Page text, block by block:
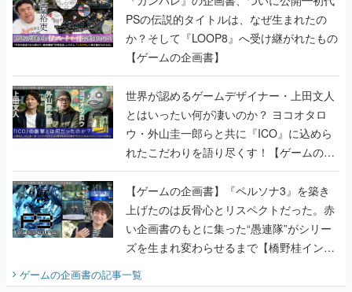
PSの伝説的タイトルは、なぜ生まれたの
か？そして『LOOP8』へ受け継がれたもの
【ゲームの企画書】
世界が認めるゲームデザイナー・上田文人
とはいったい何が凄いのか？ ヨコオタロ
ウ・外山圭一郎らと共に『ICO』に込めら
れたこだわりを語り尽くす！【ゲームの企
画書】
【ゲームの企画書】『ペルソナ3』を築き
上げたのは反骨心とリスペクトだった。赤
い企画書のもとに集った“愚連隊”がシリー
ズを生まれ変わらせるまで【橋野桂インタ
ビュー】
ゲームの企画書の記事一覧